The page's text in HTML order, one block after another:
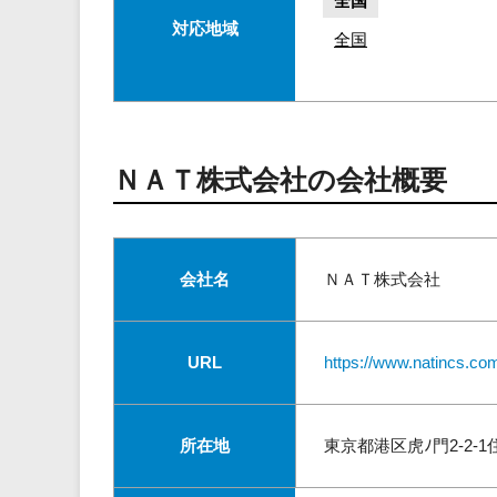
対応地域
全国
ＮＡＴ株式会社の会社概要
会社名 ＮＡＴ株式会社
URL https://
所在地 東京都港区虎ﾉ門2-2-1